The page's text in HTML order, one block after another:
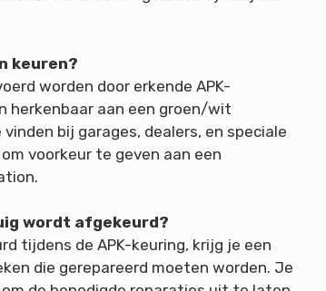
keuren?
worden door erkende APK-
herkenbaar aan een groen/wit
bij garages, dealers, en speciale
voorkeur te geven aan een
wordt afgekeurd?
tijdens de APK-keuring, krijg je een
die gerepareerd moeten worden. Je